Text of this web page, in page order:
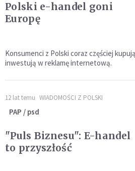
Polski e-handel goni
Europę
Konsumenci z Polski coraz częściej
inwestują w reklamę internetową.
12 lat temu WIADOMOŚCI Z POLSKI
PAP / psd
"Puls Biznesu": E-handel
to przyszłość